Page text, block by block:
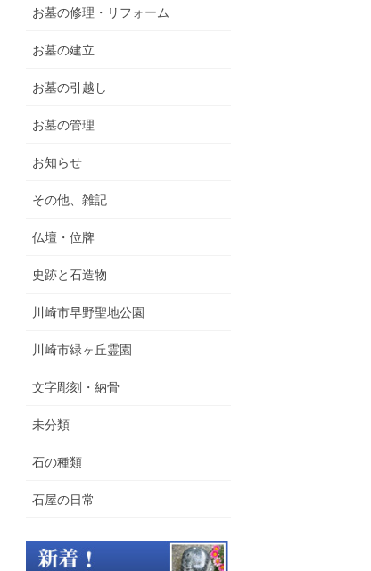
お墓の修理・リフォーム
お墓の建立
お墓の引越し
お墓の管理
お知らせ
その他、雑記
仏壇・位牌
史跡と石造物
川崎市早野聖地公園
川崎市緑ヶ丘霊園
文字彫刻・納骨
未分類
石の種類
石屋の日常